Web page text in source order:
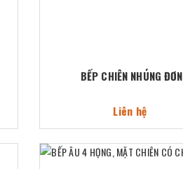
BẾP CHIÊN NHÚNG ĐƠN
Liên hệ